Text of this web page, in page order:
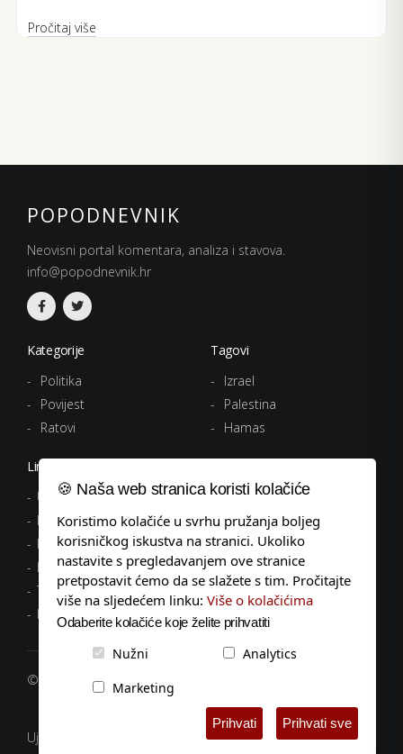
Pročitaj više
POPODNEVNIK
Neovisni portal komentara, analiza i stavova.
info@popodnevnik.hr
Kategorije
Politika
Povijest
Ratovi
Tagovi
Izrael
Palestina
Hamas
Linkovi
Uvjeti korištenja
Politika privatnosti
Pravila o kolačićima
Impressum
Tagovi
Kontakt
© 2026 popodnevnik.hr, Sva prava pridržana.
Ujedinjeni protiv antifašizma
🍪 Naša web stranica koristi kolačiće
Koristimo kolačiće u svrhu pružanja boljeg
korisničkog iskustva na stranici. Ukoliko
nastavite s pregledavanjem ove stranice
pretpostavit ćemo da se slažete s tim. Pročitajte
više na sljedećem linku: Više o kolačićima
Odaberite kolačiće koje želite prihvatiti
Nužni
Analytics
Marketing
Prihvati Prihvati sve